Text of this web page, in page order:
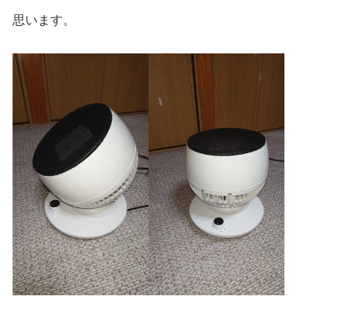
思います。